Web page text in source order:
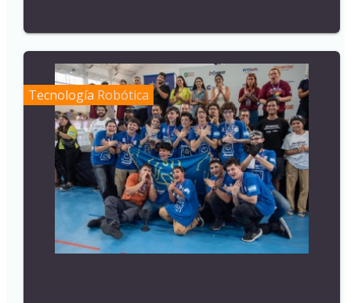
Tecnología Robótica